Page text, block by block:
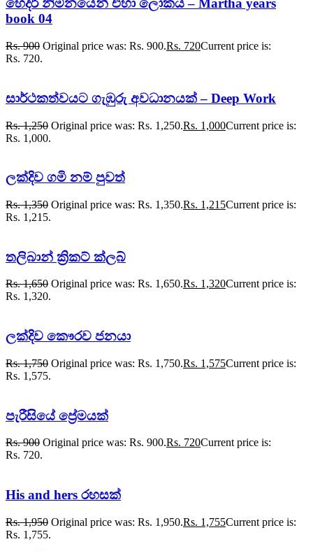
හෙදර් නිම්නයෙන් එහා ලෝකය – Martha years
book 04
Rs.900 Original price was: Rs. 900.Rs. 720Current price is:
Rs. 720.
සාර්ථකත්වයට ගැඹුරු අවධානයක් – Deep Work
Rs.1,250 Original price was: Rs. 1,250.Rs. 1,000Current price is:
Rs. 1,000.
ලක්දිව ගමි නම් පුවත්
Rs.1,350 Original price was: Rs. 1,350.Rs. 1,215Current price is:
Rs. 1,215.
තලිබාන් ක්‍රිකට් ක්ලබ්
Rs.1,650 Original price was: Rs. 1,650.Rs. 1,320Current price is:
Rs. 1,320.
ලක්දිව කෞරව ජනයා
Rs.1,750 Original price was: Rs. 1,750.Rs. 1,575Current price is:
Rs. 1,575.
පැරීසියේ ප්‍රේමයක්
Rs.900 Original price was: Rs. 900.Rs. 720Current price is:
Rs. 720.
His and hers රහසක්
Rs.1,950 Original price was: Rs. 1,950.Rs. 1,755Current price is:
Rs. 1,755.